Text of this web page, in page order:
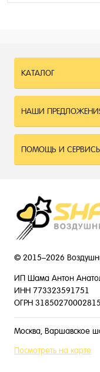
КАТАЛОГ
НАШИ
ПОМОЩЬ И
© 2015–2026
ИП Шама Антон
ИНН 773323591751
ОГРН
Москва, Варшавское
Посмотреть на карте